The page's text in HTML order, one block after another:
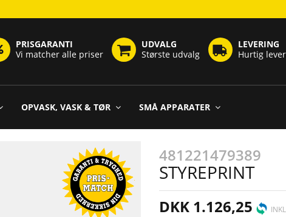
PRISGARANTI
Vi matcher alle priser
UDVALG
Største udvalg
LEVERING
Hurtig
OPVASK, VASK & TØR SMÅ APPARATER
481221479389
STYREPRINT
DKK 1.126,25